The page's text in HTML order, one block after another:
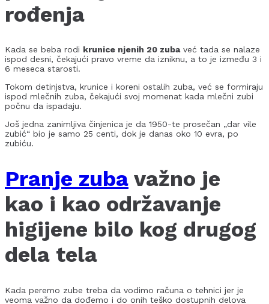
rođenja
Kada se beba rodi krunice njenih 20 zubaveć tada se nalaze
ispod desni, čekajući pravo vreme da izniknu, a to je između 3 i
6 meseca starosti.
Tokom detinjstva, krunice i koreni ostalih zuba, već se formiraju
ispod mlečnih zuba, čekajući svoj momenat kada mlečni zubi
počnu da ispadaju.
Još jedna zanimljiva činjenica je da 1950-te prosečan „dar vile
zubić“ bio je samo 25 centi, dok je danas oko 10 evra, po
zubiću.
Pranje zuba važno je
kao i kao održavanje
higijene bilo kog drugog
dela tela
Kada peremo zube treba da vodimo računa o tehnici jer je
veoma važno da dođemo i do onih teško dostupnih delova